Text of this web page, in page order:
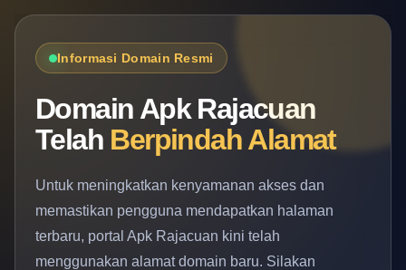
Informasi Domain Resmi
Domain Apk Rajacuan
Telah Berpindah Alamat
Untuk meningkatkan kenyamanan akses dan
memastikan pengguna mendapatkan halaman
terbaru, portal Apk Rajacuan kini telah
menggunakan alamat domain baru. Silakan